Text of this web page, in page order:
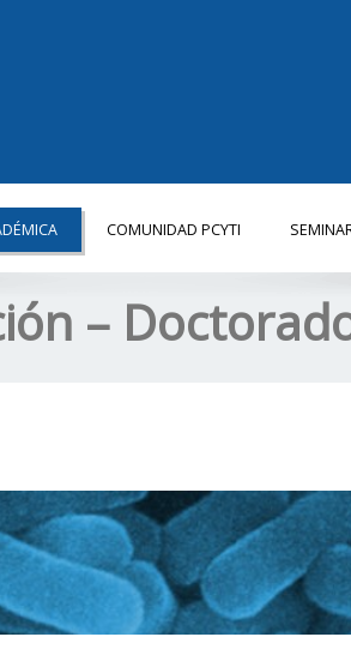
COMUNIDAD PCYTI
–